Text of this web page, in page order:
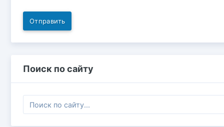
Отправить
Поиск по сайту